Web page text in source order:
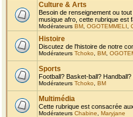
Culture & Arts
Besoin de renseignement ou
musique afro, cette rubrique est
Modérateurs BM OGOTEMMELI
Histoire
Discutez de l'histoire de notre
Modérateurs Tchoko BM
Sports
Football? Basket-ball?
Modérateurs Tchoko BM
Multimédia
Cette rubrique est consacrée
Modérateurs Chabine Maryjane